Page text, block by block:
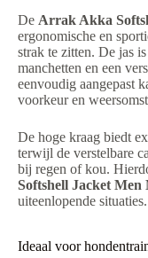
De Arrak Akka
ergonomische en
strak te zitten. De jas
manchetten en een
eenvoudig aangepast
voorkeur en
De hoge kraag biedt
terwijl de verstelbare
bij regen of kou.
Softshell Jacket Men
uiteenlopende situaties.
Ideaal voor